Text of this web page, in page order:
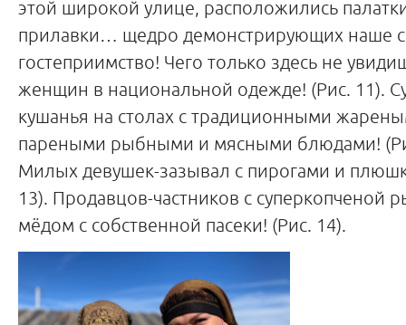
этой широкой улице, расположились
прилавки… щедро демонстрирующих наше
гостеприимство! Чего только здесь не
женщин в национальной одежде! (Рис. 11).
кушанья на столах с традиционными
пареными рыбными и мясными блюдами!
Милых девушек-зазывал с пирогами и
13). Продавцов-частников с суперкопченой
мёдом с собственной пасеки! (Рис. 14).